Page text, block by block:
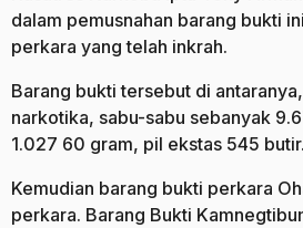
dalam pemusnahan barang bukti
perkara yang telah inkrah.
Barang bukti tersebut di
narkotika, sabu-sabu sebanyak
1.027 60 gram, pil ekstas 545 butir.
Kemudian barang bukti perkara
perkara. Barang Bukti